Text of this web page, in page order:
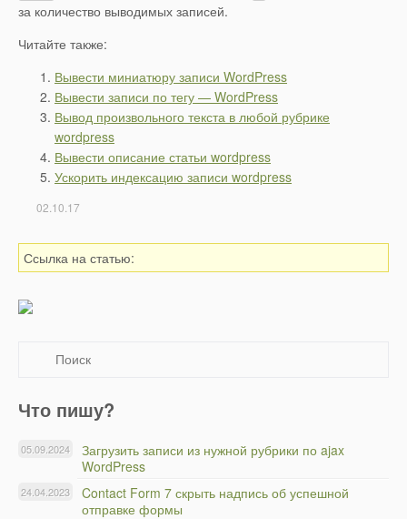
за количество выводимых записей.
Читайте также:
Вывести миниатюру записи WordPress
Вывести записи по тегу — WordPress
Вывод произвольного текста в любой рубрике
wordpress
Вывести описание статьи wordpress
Ускорить индексацию записи wordpress
02.10.17
Ссылка на статью:
Что пишу?
Загрузить записи из нужной рубрики по ajax
WordPress
05.09.2024
Contact Form 7 скрыть надпись об успешной
отправке формы
24.04.2023